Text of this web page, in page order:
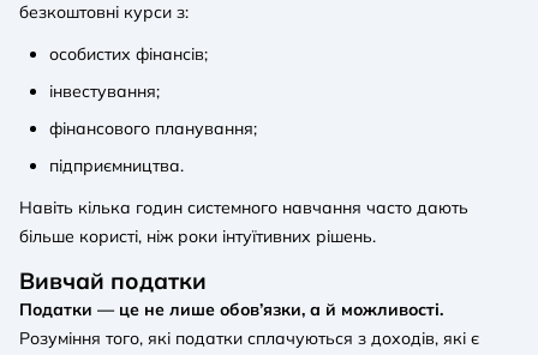
безкоштовні курси з:
особистих фінансів;
інвестування;
фінансового планування;
підприємництва.
Навіть кілька годин системного навчання часто дають
більше користі, ніж роки інтуїтивних рішень.
Вивчай податки
Податки — це не лише обов’язки, а й можливості.
Розуміння того, які податки сплачуються з доходів, які є